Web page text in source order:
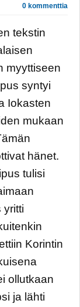
0 kommenttia
tekstin
myyttiseen
syntyi
Iokasten
mukaan
hänet.
tulisi
yritti
Korintin
ollutkaan
ja lähti